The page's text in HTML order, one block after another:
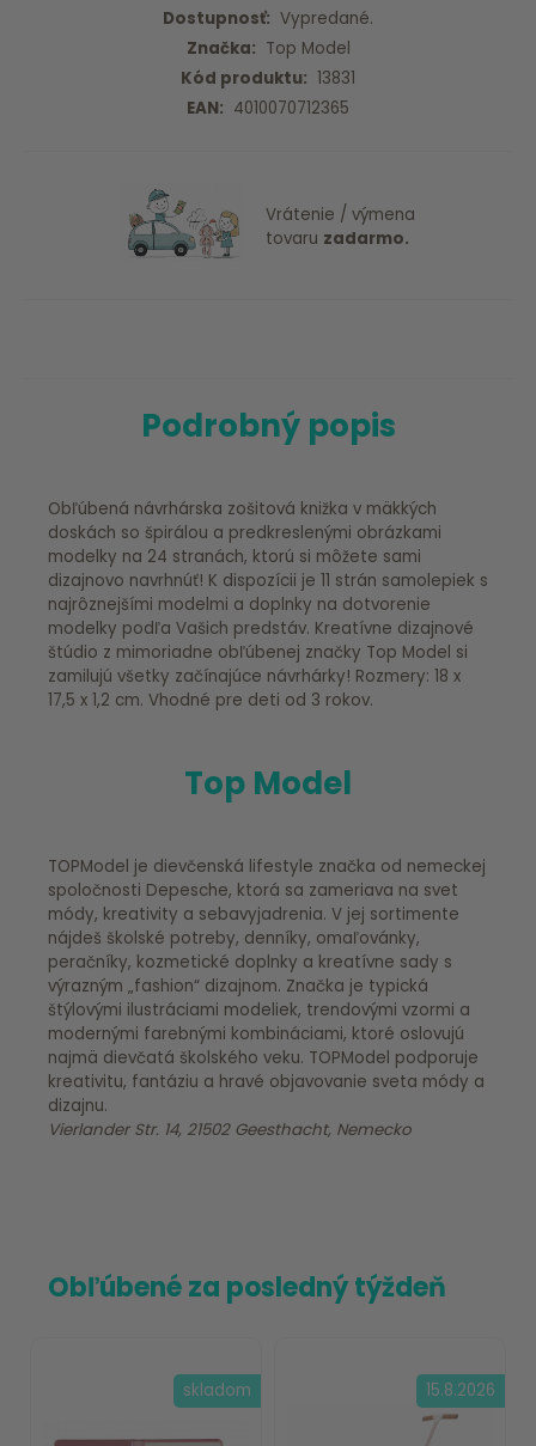
Dostupnosť: Vypredané.
Značka: Top Model
Kód produktu: 13831
EAN: 4010070712365
Vrátenie / výmena
tovaru zadarmo.
Podrobný popis
Obľúbená návrhárska zošitová knižka v mäkkých
doskách so špirálou a predkreslenými obrázkami
modelky na 24 stranách, ktorú si môžete sami
dizajnovo navrhnúť! K dispozícii je 11 strán samolepiek s
najrôznejšími modelmi a doplnky na dotvorenie
modelky podľa Vašich predstáv. Kreatívne dizajnové
štúdio z mimoriadne obľúbenej značky Top Model si
zamilujú všetky začínajúce návrhárky! Rozmery: 18 x
17,5 x 1,2 cm. Vhodné pre deti od 3 rokov.
Top Model
TOPModel je dievčenská lifestyle značka od nemeckej
spoločnosti Depesche, ktorá sa zameriava na svet
módy, kreativity a sebavyjadrenia. V jej sortimente
nájdeš školské potreby, denníky, omaľovánky,
peračníky, kozmetické doplnky a kreatívne sady s
výrazným „fashion“ dizajnom. Značka je typická
štýlovými ilustráciami modeliek, trendovými vzormi a
modernými farebnými kombináciami, ktoré oslovujú
najmä dievčatá školského veku. TOPModel podporuje
kreativitu, fantáziu a hravé objavovanie sveta módy a
dizajnu.
Vierlander Str. 14, 21502 Geesthacht, Nemecko
Obľúbené za posledný týždeň
skladom 15.8.2026